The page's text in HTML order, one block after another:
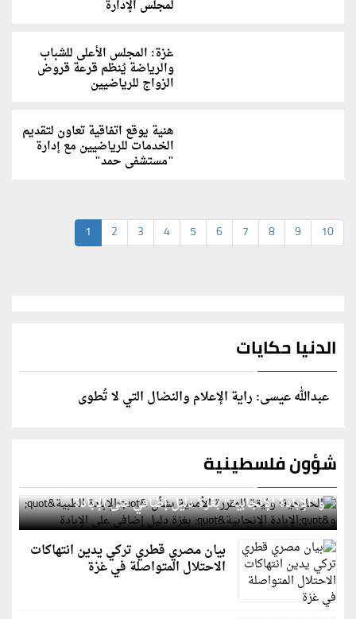
لمجلس الإدارة
غزة: المجلس الأعلى للشباب
والرياضة يُنظم قرعة قروض
الزواج للرياضيين
هنية يوقع اتفاقية تعاون لتقديم
الخدمات للرياضيين مع إدارة
"مستشفى حمد"
1 2 3 4 5 6 7 8 9 10
الدنيا حكايات
عبدالله عيسى: راية الإعلام والنضال التي لا تُطوى
شؤون فلسطينية
الخارجية: وثيقة المقررة الأممية بشأن "الإبادة الطبية"
و"الإبادة الإنجابية" بغزة دليل إضافي على الإبادة
بيان مصري قطري تركي يدين انتهاكات
الاحتلال المتواصلة في غزة